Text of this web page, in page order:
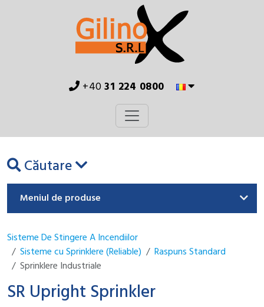
+4031 224 0800
Căutare
Meniul de produse
Sisteme De Stingere A Incendiilor
Sisteme cu Sprinklere (Reliable)
Raspuns Standard
Sprinklere Industriale
SR Upright Sprinkler